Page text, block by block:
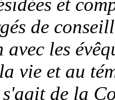
de
les
vie et au
de la